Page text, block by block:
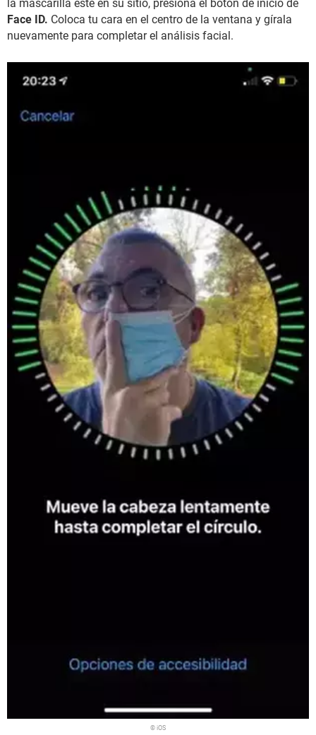
la mascarilla esté en su sitio, presiona el botón de inicio de
Face ID. Coloca tu cara en el centro de la ventana y gírala
nuevamente para completar el análisis facial.
© iOS